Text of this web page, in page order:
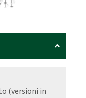
(versioni in